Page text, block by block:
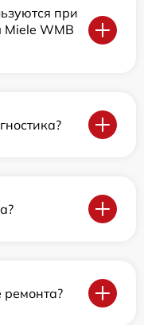
при
WMB
ремонта?